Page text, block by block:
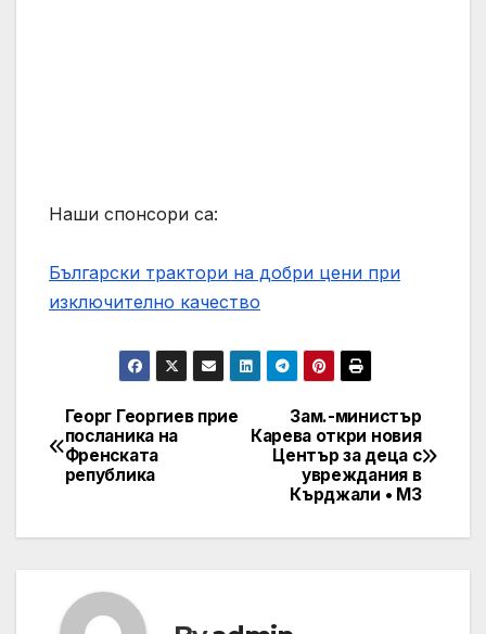
Наши спонсори са:
Български трактори на добри цени при
изключително качество
Post
navigation
Зам.-министър
Карева откри новия
Център за деца с
увреждания в
Кърджали • МЗ
Георг Георгиев прие
посланика на
Френската
република